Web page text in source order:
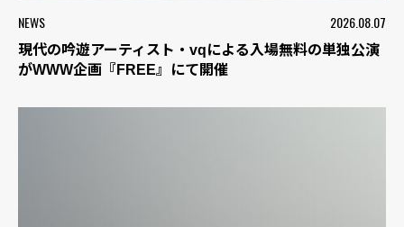
NEWS 2026.08.07
現代の吟遊アーティスト・vqによる入場無料の単独公演
がWWW企画『FREE』にて開催